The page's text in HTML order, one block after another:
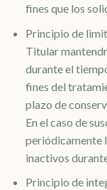
fines que los
Principio de
Titular
durante el
fines del
plazo de
En el caso de
periódicamente
inactivos
Principio de